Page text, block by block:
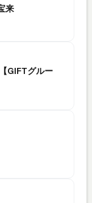
来
GIFTグルー